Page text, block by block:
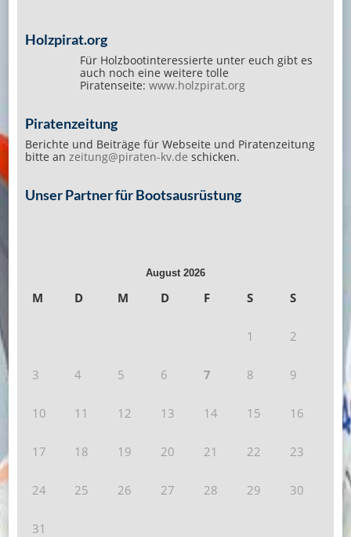
Holzpirat.org
Für Holzbootinteressierte unter euch gibt es
auch noch eine weitere tolle
Piratenseite: www.holzpirat.org
Piratenzeitung
Berichte und Beiträge für Webseite und Piratenzeitung
bitte an zeitung@piraten-kv.de schicken.
Unser Partner für Bootsausrüstung
August 2026
M D M D F S S
1 2
3 4 5 6 7 8 9
10 11 12 13 14 15 16
17 18 19 20 21 22 23
24 25 26 27 28 29 30
31